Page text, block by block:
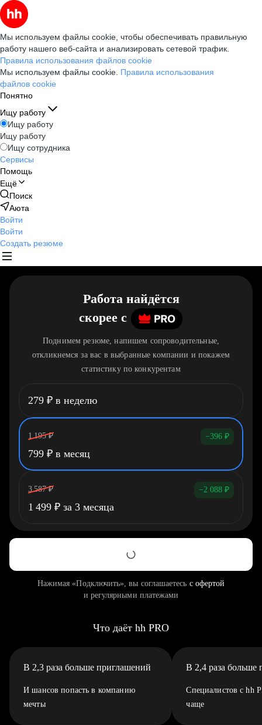
Мы используем файлы cookie, чтобы обеспечивать правильную
работу нашего веб-сайта и анализировать сетевой трафик.
Правила использования файлов cookie
Мы используем файлы cookie. Правила использования
файлов cookie
Понятно
Ищу работу
Ищу работу
Ищу работу
Ищу сотрудника
Сервисы
Помощь
Ещё
Поиск
Аюта
Войти
Войти
Создать резюме
Работа найдётся
скорее c
Поднимем резюме, напишем сопроводительные,
откликнемся за вас в выбранные компании и покажем
статистику по конкурентам
279 ₽ в неделю
1 195 ₽ −396 ₽
799 ₽ в месяц
3 587 ₽ −2 088 ₽
1 499 ₽ за 3 месяца
Нажимая «Подключить», вы соглашаетесь с офертой
и регулярными платежами
Что даёт hh PRO
В 2,3 раза больше приглашений
И шансов попасть в компанию
мечты
В 2,4 раза больше
Специалистов с hh
чаще